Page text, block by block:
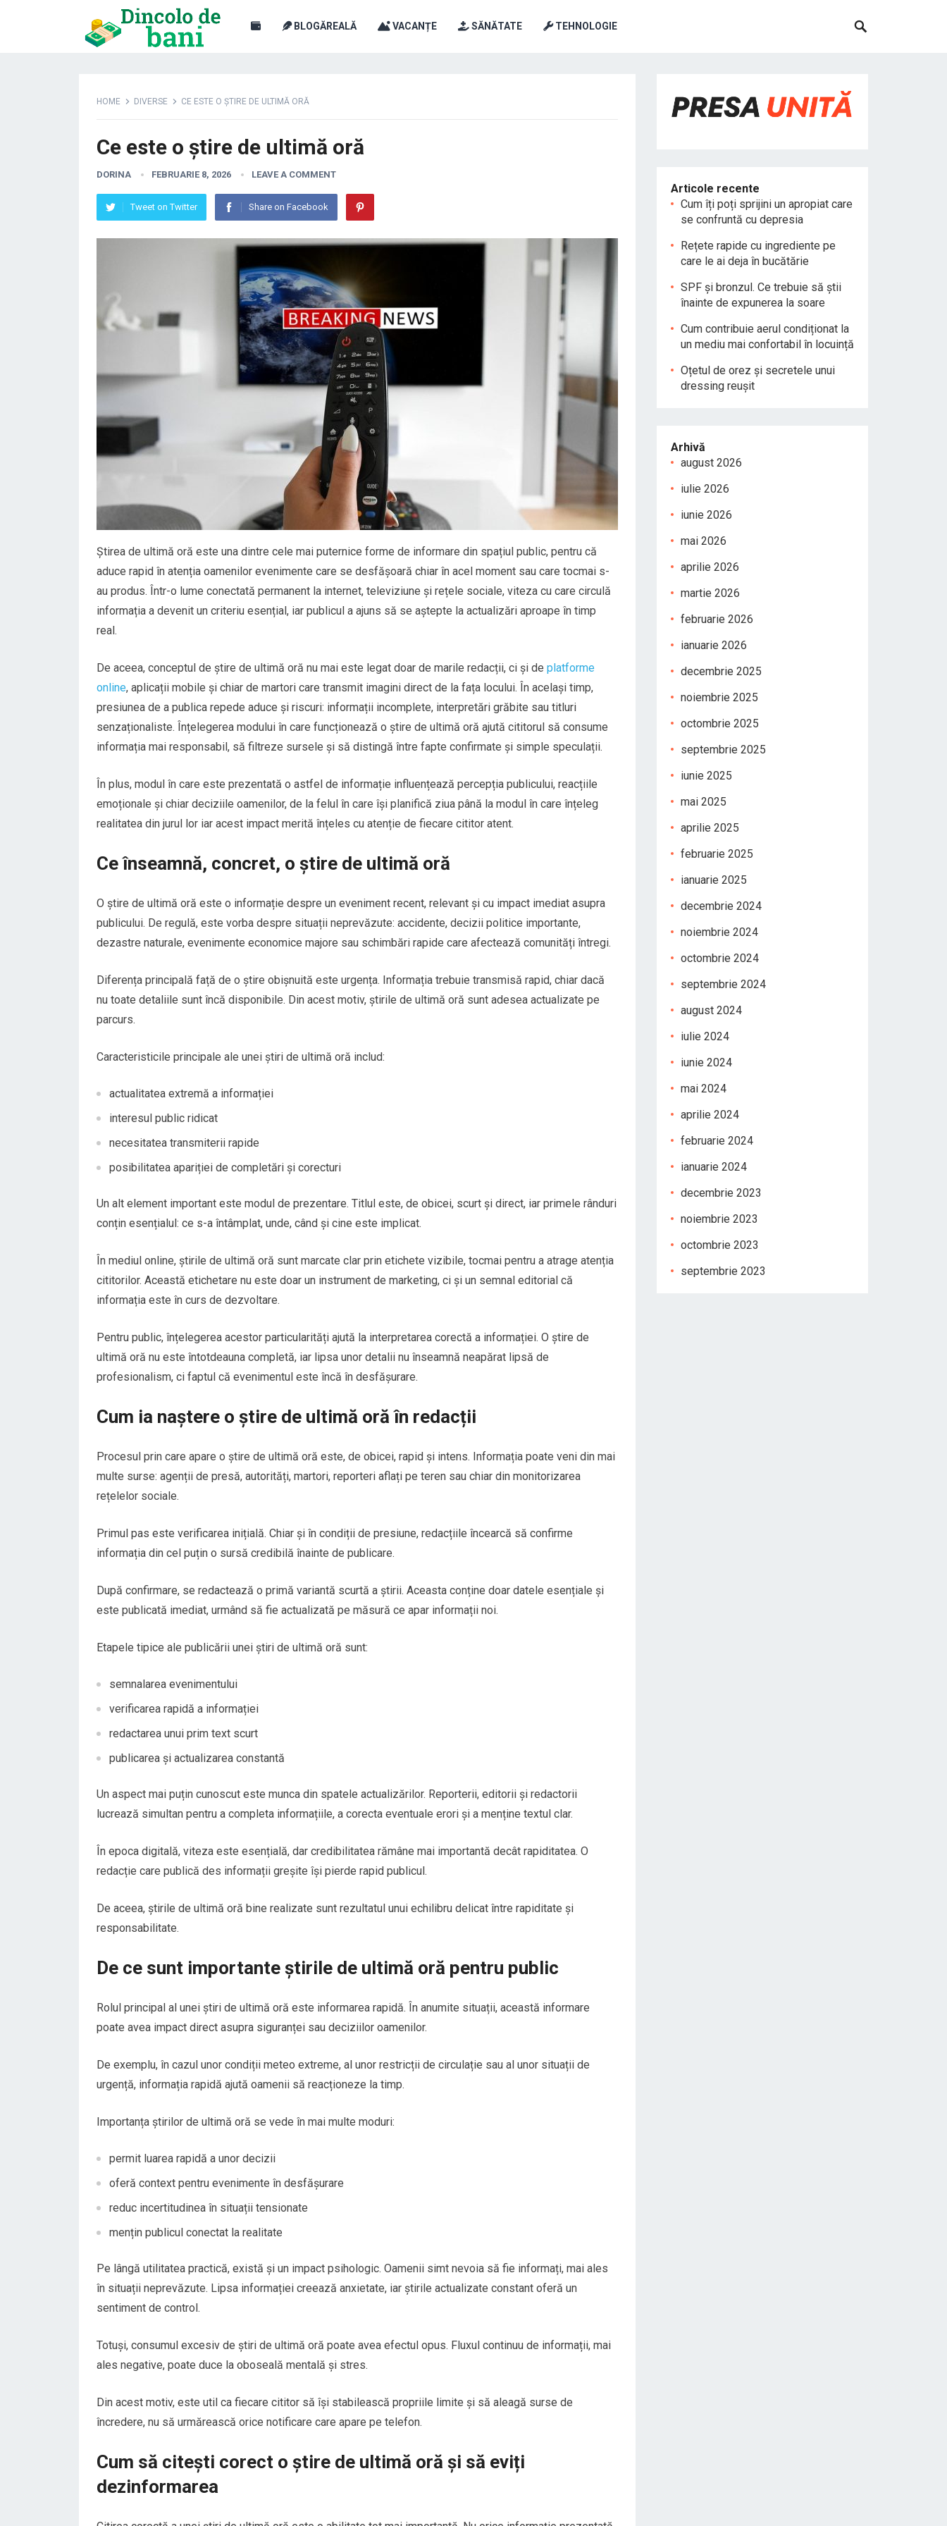
BLOGĂREALĂ VACANȚE SĂNĂTATE TEHNOLOGIE
HOME DIVERSE CE ESTE O ȘTIRE DE ULTIMĂ ORĂ
Ce este o știre de ultimă oră
DORINA FEBRUARIE 8, 2026 LEAVE A COMMENT
Tweet on Twitter Share on Facebook
Știrea de ultimă oră este una dintre cele mai puternice forme de informare din spațiul public, pentru că
aduce rapid în atenția oamenilor evenimente care se desfășoară chiar în acel moment sau care tocmai s-
au produs. Într-o lume conectată permanent la internet, televiziune și rețele sociale, viteza cu care circulă
informația a devenit un criteriu esențial, iar publicul a ajuns să se aștepte la actualizări aproape în timp
real.
De aceea, conceptul de știre de ultimă oră nu mai este legat doar de marile redacții, ci și de platforme
online, aplicații mobile și chiar de martori care transmit imagini direct de la fața locului. În același timp,
presiunea de a publica repede aduce și riscuri: informații incomplete, interpretări grăbite sau titluri
senzaționaliste. Înțelegerea modului în care funcționează o știre de ultimă oră ajută cititorul să consume
informația mai responsabil, să filtreze sursele și să distingă între fapte confirmate și simple speculații.
În plus, modul în care este prezentată o astfel de informație influențează percepția publicului, reacțiile
emoționale și chiar deciziile oamenilor, de la felul în care își planifică ziua până la modul în care înțeleg
realitatea din jurul lor iar acest impact merită înțeles cu atenție de fiecare cititor atent.
Ce înseamnă, concret, o știre de ultimă oră
O știre de ultimă oră este o informație despre un eveniment recent, relevant și cu impact imediat asupra
publicului. De regulă, este vorba despre situații neprevăzute: accidente, decizii politice importante,
dezastre naturale, evenimente economice majore sau schimbări rapide care afectează comunități întregi.
Diferența principală față de o știre obișnuită este urgența. Informația trebuie transmisă rapid, chiar dacă
nu toate detaliile sunt încă disponibile. Din acest motiv, știrile de ultimă oră sunt adesea actualizate pe
parcurs.
Caracteristicile principale ale unei știri de ultimă oră includ:
actualitatea extremă a informației
interesul public ridicat
necesitatea transmiterii rapide
posibilitatea apariției de completări și corecturi
Un alt element important este modul de prezentare. Titlul este, de obicei, scurt și direct, iar primele rânduri
conțin esențialul: ce s-a întâmplat, unde, când și cine este implicat.
În mediul online, știrile de ultimă oră sunt marcate clar prin etichete vizibile, tocmai pentru a atrage atenția
cititorilor. Această etichetare nu este doar un instrument de marketing, ci și un semnal editorial că
informația este în curs de dezvoltare.
Pentru public, înțelegerea acestor particularități ajută la interpretarea corectă a informației. O știre de
ultimă oră nu este întotdeauna completă, iar lipsa unor detalii nu înseamnă neapărat lipsă de
profesionalism, ci faptul că evenimentul este încă în desfășurare.
Cum ia naștere o știre de ultimă oră în redacții
Procesul prin care apare o știre de ultimă oră este, de obicei, rapid și intens. Informația poate veni din mai
multe surse: agenții de presă, autorități, martori, reporteri aflați pe teren sau chiar din monitorizarea
rețelelor sociale.
Primul pas este verificarea inițială. Chiar și în condiții de presiune, redacțiile încearcă să confirme
informația din cel puțin o sursă credibilă înainte de publicare.
După confirmare, se redactează o primă variantă scurtă a știrii. Aceasta conține doar datele esențiale și
este publicată imediat, urmând să fie actualizată pe măsură ce apar informații noi.
Etapele tipice ale publicării unei știri de ultimă oră sunt:
semnalarea evenimentului
verificarea rapidă a informației
redactarea unui prim text scurt
publicarea și actualizarea constantă
Un aspect mai puțin cunoscut este munca din spatele actualizărilor. Reporterii, editorii și redactorii
lucrează simultan pentru a completa informațiile, a corecta eventuale erori și a menține textul clar.
În epoca digitală, viteza este esențială, dar credibilitatea rămâne mai importantă decât rapiditatea. O
redacție care publică des informații greșite își pierde rapid publicul.
De aceea, știrile de ultimă oră bine realizate sunt rezultatul unui echilibru delicat între rapiditate și
responsabilitate.
De ce sunt importante știrile de ultimă oră pentru public
Rolul principal al unei știri de ultimă oră este informarea rapidă. În anumite situații, această informare
poate avea impact direct asupra siguranței sau deciziilor oamenilor.
De exemplu, în cazul unor condiții meteo extreme, al unor restricții de circulație sau al unor situații de
urgență, informația rapidă ajută oamenii să reacționeze la timp.
Importanța știrilor de ultimă oră se vede în mai multe moduri:
permit luarea rapidă a unor decizii
oferă context pentru evenimente în desfășurare
reduc incertitudinea în situații tensionate
mențin publicul conectat la realitate
Pe lângă utilitatea practică, există și un impact psihologic. Oamenii simt nevoia să fie informați, mai ales
în situații neprevăzute. Lipsa informației creează anxietate, iar știrile actualizate constant oferă un
sentiment de control.
Totuși, consumul excesiv de știri de ultimă oră poate avea efectul opus. Fluxul continuu de informații, mai
ales negative, poate duce la oboseală mentală și stres.
Din acest motiv, este util ca fiecare cititor să își stabilească propriile limite și să aleagă surse de
încredere, nu să urmărească orice notificare care apare pe telefon.
Cum să citești corect o știre de ultimă oră și să eviți
dezinformarea
Articole recente
Cum îți poți sprijini un apropiat care
se confruntă cu depresia
Rețete rapide cu ingrediente pe
care le ai deja în bucătărie
SPF și bronzul. Ce trebuie să știi
înainte de expunerea la soare
Cum contribuie aerul condiționat la
un mediu mai confortabil în locuință
Oțetul de orez și secretele unui
dressing reușit
Arhivă
august 2026
iulie 2026
iunie 2026
mai 2026
aprilie 2026
martie 2026
februarie 2026
ianuarie 2026
decembrie 2025
noiembrie 2025
octombrie 2025
septembrie 2025
iunie 2025
mai 2025
aprilie 2025
februarie 2025
ianuarie 2025
decembrie 2024
noiembrie 2024
octombrie 2024
septembrie 2024
august 2024
iulie 2024
iunie 2024
mai 2024
aprilie 2024
februarie 2024
ianuarie 2024
decembrie 2023
noiembrie 2023
octombrie 2023
septembrie 2023